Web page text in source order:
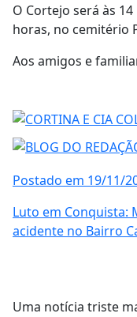
O Cortejo será às
horas, no cemitério
Aos amigos e
Postado em 19/11/
Luto em Conquista:
acidente no Bairro
Uma notícia triste